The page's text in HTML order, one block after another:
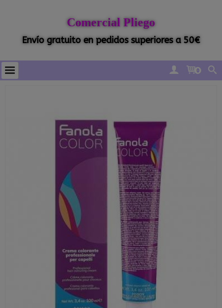
Comercial Pliego
Envío gratuito en pedidos superiores a 50€
0